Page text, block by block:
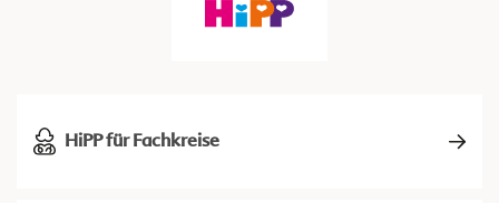
HiPP für Fachkreise